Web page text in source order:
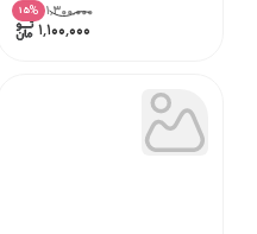
۱٬۳۰۰٬۰۰۰ %
15
۱٬۱۰۰٬۰۰۰